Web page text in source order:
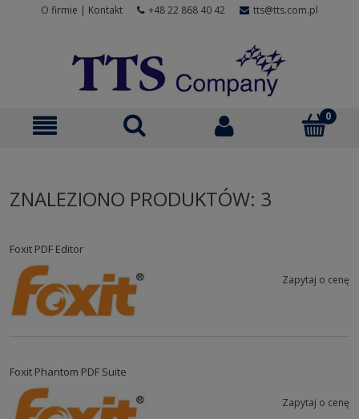
O firmie | Kontakt +48 22 868 40 42 tts@tts.com.pl
ZNALEZIONO PRODUKTÓW: 3
Foxit PDF Editor
Zapytaj o cenę
Foxit Phantom PDF Suite
Zapytaj o cenę